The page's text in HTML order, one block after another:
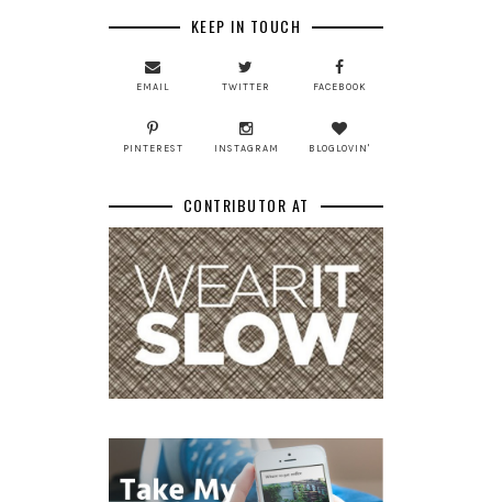
KEEP IN TOUCH
EMAIL TWITTER FACEBOOK
PINTEREST INSTAGRAM BLOGLOVIN'
CONTRIBUTOR AT